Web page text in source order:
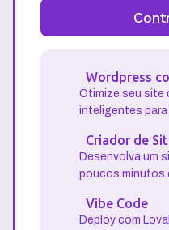
Wordpress
Otimize seu site
inteligentes para
Criador de
Desenvolva um
poucos minutos
Vibe Code
Deploy com